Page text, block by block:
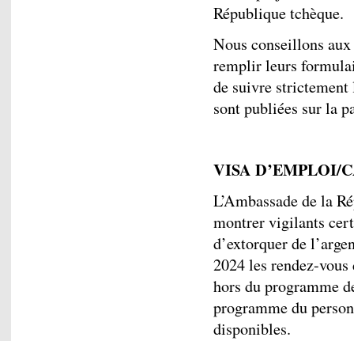
République tchèque.
Nous conseillons
remplir leurs
de suivre
sont publiées sur la
VISA D’EMPLOI/
L’Ambassade de la
montrer vigilants
d’extorquer de
2024 les rendez-
hors du programme
programme du
disponibles.